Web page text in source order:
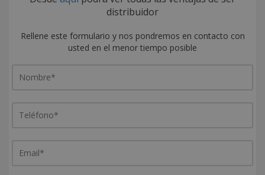
distribuidor
Rellene este formulario y nos pondremos en contacto con
usted en el menor tiempo posible